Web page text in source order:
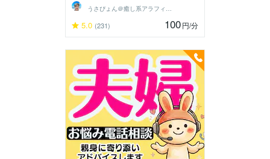
5.0 (231) 100円/分